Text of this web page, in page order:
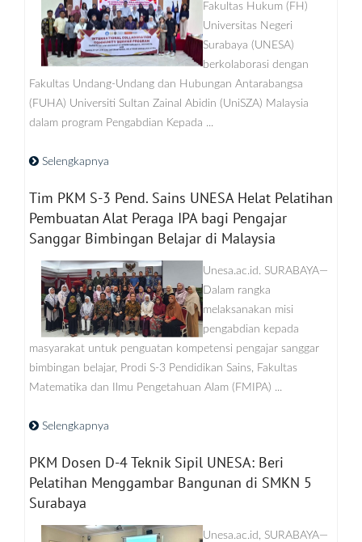
Fakultas Hukum (FH)
Universitas Negeri
Surabaya (UNESA)
berkolaborasi dengan
Fakultas Undang-Undang dan Hubungan Antarabangsa
(FUHA) Universiti Sultan Zainal Abidin (UniSZA) Malaysia
dalam program Pengabdian Kepada ...
Selengkapnya
Tim PKM S-3 Pend. Sains UNESA Helat Pelatihan
Pembuatan Alat Peraga IPA bagi Pengajar
Sanggar Bimbingan Belajar di Malaysia
Unesa.ac.id. SURABAYA—
Dalam rangka
melaksanakan misi
pengabdian kepada
masyarakat untuk penguatan kompetensi pengajar sanggar
bimbingan belajar, Prodi S-3 Pendidikan Sains, Fakultas
Matematika dan Ilmu Pengetahuan Alam (FMIPA) ...
Selengkapnya
PKM Dosen D-4 Teknik Sipil UNESA: Beri
Pelatihan Menggambar Bangunan di SMKN 5
Surabaya
Unesa.ac.id, SURABAYA—